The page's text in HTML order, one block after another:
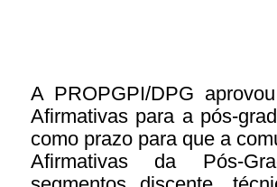
A PROPGPI/DPG
Afirmativas para a pós-
como prazo para que a
Afirmativas da Pós-